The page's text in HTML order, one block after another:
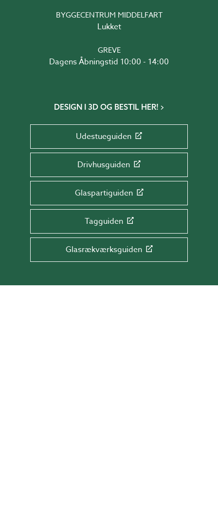
BYGGECENTRUM MIDDELFART
Lukket
GREVE
Dagens Åbningstid 10:00 - 14:00
DESIGN I 3D OG BESTIL HER!
Udestueguiden
Drivhusguiden
Glaspartiguiden
Tagguiden
Glasrækværksguiden